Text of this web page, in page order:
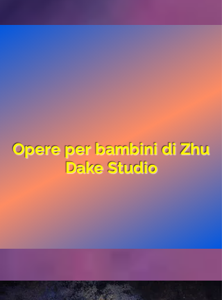
Opere per bambini di Zhu
Dake Studio